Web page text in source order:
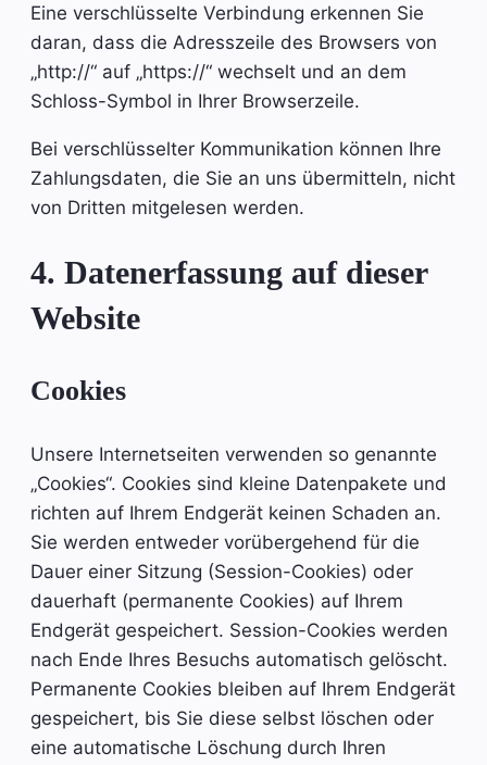
Eine verschlüsselte Verbindung erkennen Sie
daran, dass die Adresszeile des Browsers von
„http://“ auf „https://“ wechselt und an dem
Schloss-Symbol in Ihrer Browserzeile.
Bei verschlüsselter Kommunikation können Ihre
Zahlungsdaten, die Sie an uns übermitteln, nicht
von Dritten mitgelesen werden.
4. Datenerfassung auf dieser
Website
Cookies
Unsere Internetseiten verwenden so genannte
„Cookies“. Cookies sind kleine Datenpakete und
richten auf Ihrem Endgerät keinen Schaden an.
Sie werden entweder vorübergehend für die
Dauer einer Sitzung (Session-Cookies) oder
dauerhaft (permanente Cookies) auf Ihrem
Endgerät gespeichert. Session-Cookies werden
nach Ende Ihres Besuchs automatisch gelöscht.
Permanente Cookies bleiben auf Ihrem Endgerät
gespeichert, bis Sie diese selbst löschen oder
eine automatische Löschung durch Ihren